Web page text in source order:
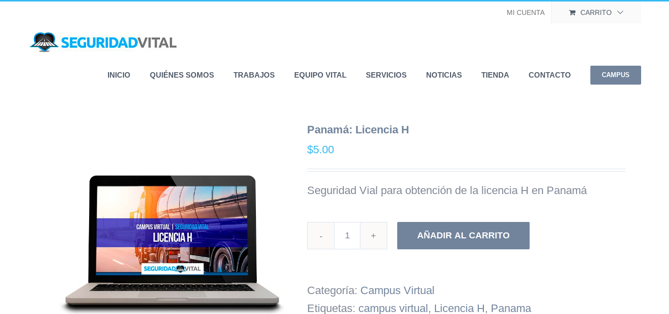
contenido
MI CUENTA CARRITO
INICIO QUIÉNES SOMOS TRABAJOS EQUIPO VITAL SERVICIOS NOTICIAS TIENDA CONTACTO CAMPUS
Panamá: Licencia H
$5.00
Seguridad Vial para obtención de la licencia H en Panamá
cantidad
AÑADIR AL CARRITO
Categoría: Campus Virtual
Etiquetas: campus virtual, Licencia H, Panama